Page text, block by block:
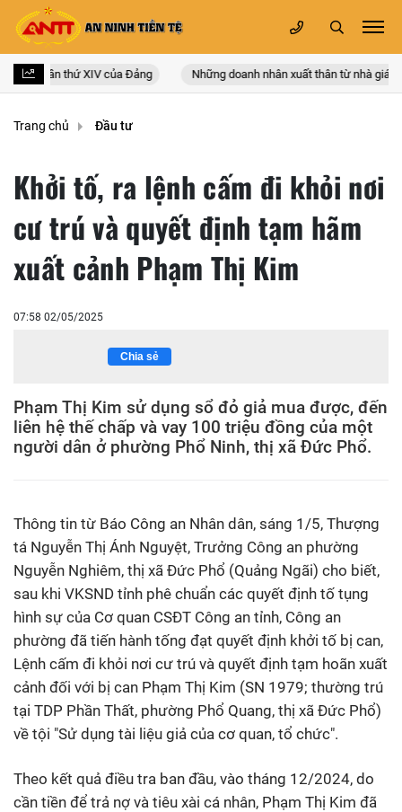
quốc lần thứ XIV của Đảng Những doanh nhân xuất thân từ nhà giáo
Trang chủ Đầu tư
Khởi tố, ra lệnh cấm đi khỏi nơi
cư trú và quyết định tạm hãm
xuất cảnh Phạm Thị Kim
07:58 02/05/2025
Chia sẻ
Phạm Thị Kim sử dụng sổ đỏ giả mua được, đến
liên hệ thế chấp và vay 100 triệu đồng của một
người dân ở phường Phổ Ninh, thị xã Đức Phổ.
Thông tin từ Báo Công an Nhân dân, sáng 1/5, Thượng
tá Nguyễn Thị Ánh Nguyệt, Trưởng Công an phường
Nguyễn Nghiêm, thị xã Đức Phổ (Quảng Ngãi) cho biết,
sau khi VKSND tỉnh phê chuẩn các quyết định tố tụng
hình sự của Cơ quan CSĐT Công an tỉnh, Công an
phường đã tiến hành tống đạt quyết định khởi tố bị can,
Lệnh cấm đi khỏi nơi cư trú và quyết định tạm hoãn xuất
cảnh đối với bị can Phạm Thị Kim (SN 1979; thường trú
tại TDP Phần Thất, phường Phổ Quang, thị xã Đức Phổ)
về tội "Sử dụng tài liệu giả của cơ quan, tổ chức".
Theo kết quả điều tra ban đầu, vào tháng 12/2024, do
cần tiền để trả nợ và tiêu xài cá nhân, Phạm Thị Kim đã